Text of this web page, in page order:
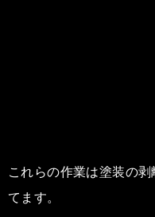
これらの作業は塗装の
てます。